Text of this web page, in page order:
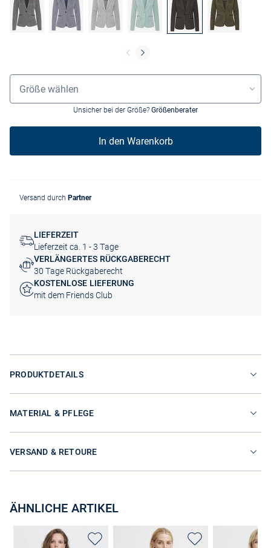
Größenauswahl
Größe wählen
Unsicher bei der Größe? Größenberater
In den Warenkorb
Versand durch Partner
LIEFERZEIT
Lieferzeit ca. 1 - 3 Tage
VERLÄNGERTES RÜCKGABERECHT
30 Tage Rückgaberecht
KOSTENLOSE LIEFERUNG
mit dem Friends Club
PRODUKTDETAILS
MATERIAL & PFLEGE
VERSAND & RETOURE
ÄHNLICHE ARTIKEL